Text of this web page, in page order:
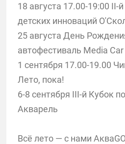
18 августа 17.00-19:00 II-
детских инноваций
25 августа День
автофестиваль Media
1 сентября 17.00-19.00
Лето, пока!
6-8 сентября III-й Кубок
Акварель
Всё лето — с нами